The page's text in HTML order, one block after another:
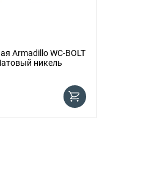
Armadillo WC-BOLT
никель